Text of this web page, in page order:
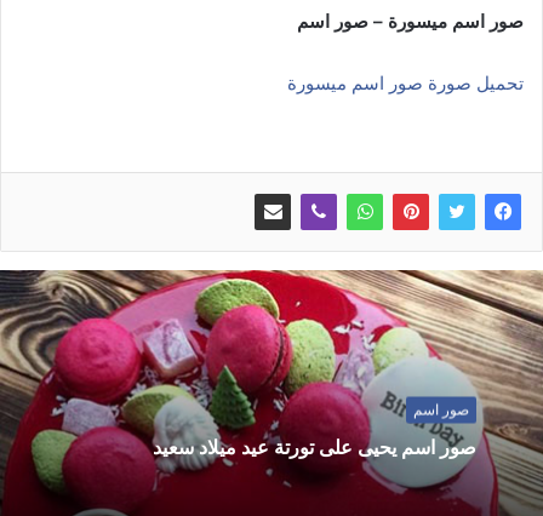
صور اسم ميسورة – صور اسم
تحميل صورة صور اسم ميسورة
صور اسم
صور اسم يحيى على تورتة عيد ميلاد سعيد